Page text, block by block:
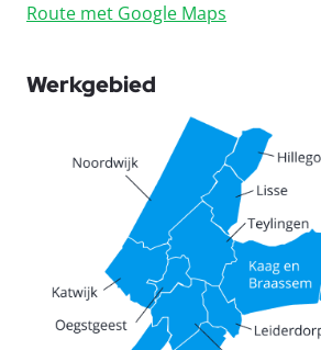
Route met Google Maps
Werkgebied